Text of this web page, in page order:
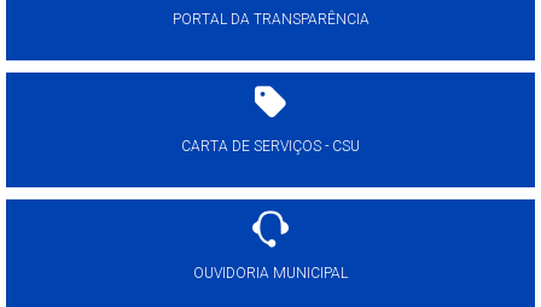
PORTAL DA TRANSPARÊNCIA
CARTA DE SERVIÇOS - CSU
OUVIDORIA MUNICIPAL